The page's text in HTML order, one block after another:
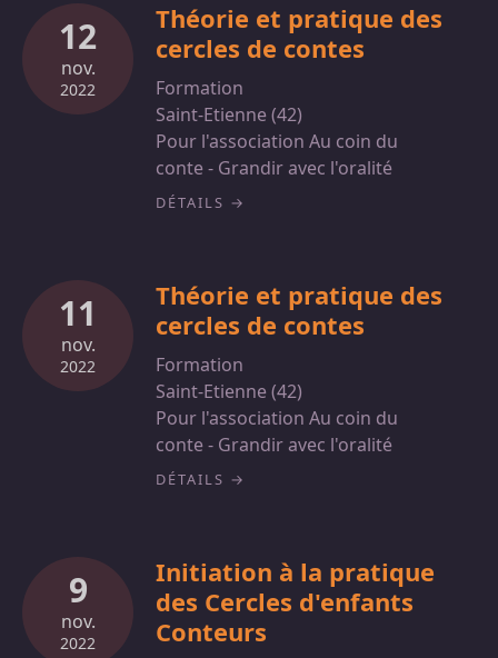
12
nov.
2022
Théorie et pratique des
cercles de contes
Formation
Saint-Etienne (42)
Pour l'association Au coin du
conte - Grandir avec l'oralité
DÉTAILS
11
nov.
2022
Théorie et pratique des
cercles de contes
Formation
Saint-Etienne (42)
Pour l'association Au coin du
conte - Grandir avec l'oralité
DÉTAILS
9
nov.
2022
Initiation à la pratique
des Cercles d'enfants
Conteurs